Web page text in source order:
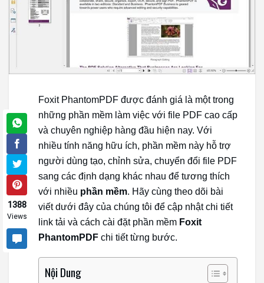
1388
Views
Foxit PhantomPDF được đánh giá là một trong
những phần mềm làm việc với file PDF cao cấp
và chuyên nghiệp hàng đầu hiện nay. Với
nhiều tính năng hữu ích, phần mềm này hỗ trợ
người dùng tạo, chỉnh sửa, chuyển đổi file PDF
sang các định dạng khác nhau để tương thích
với nhiều phần mềm. Hãy cùng theo dõi bài
viết dưới đây của chúng tôi để cập nhật chi tiết
link tải và cách cài đặt phần mềm Foxit
PhantomPDF chi tiết từng bước.
Nội Dung